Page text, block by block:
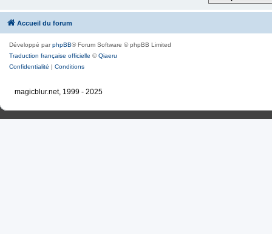
Accueil du forum
Développé parphpBB® Forum Software © phpBB Limited
Traduction française officielle ©Qiaeru
Confidentialité | Conditions
magicblur.net, 1999 - 2025